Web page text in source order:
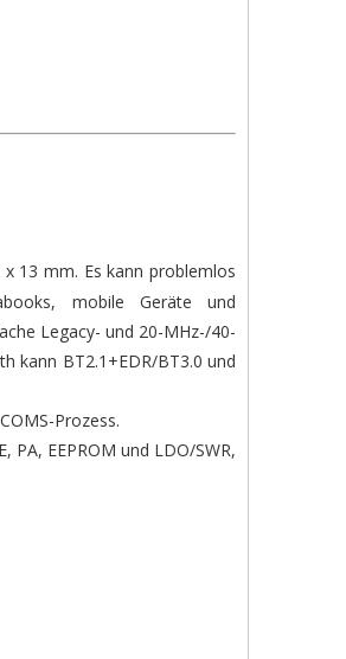
13 mm. Es kann problemlos
mobile Geräte und
Legacy- und 20-MHz-/40-
kann BT2.1+EDR/BT3.0 und
Prozess.
PA, EEPROM und LDO/SWR,